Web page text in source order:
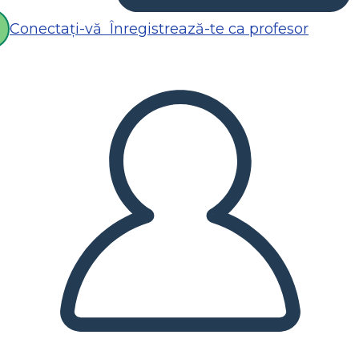
Conectați-vă Înregistrează-te ca profesor